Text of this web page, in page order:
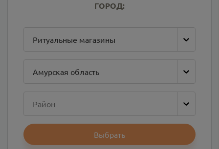
ГОРОД:
Ритуальные магазины
Амурская область
Район
Выбрать